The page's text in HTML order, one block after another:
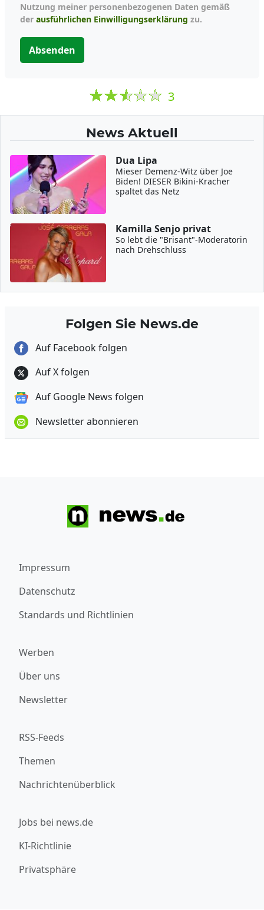
Nutzung meiner personenbezogenen Daten gemäß
der ausführlichen Einwilligungserklärung zu.
Absenden
3
News Aktuell
Dua Lipa
Mieser Demenz-Witz über Joe
Biden! DIESER Bikini-Kracher
spaltet das Netz
Kamilla Senjo privat
So lebt die "Brisant"-Moderatorin
nach Drehschluss
Folgen Sie News.de
Auf Facebook folgen
Auf X folgen
Auf Google News folgen
Newsletter abonnieren
Impressum
Datenschutz
Standards und Richtlinien
Werben
Über uns
Newsletter
RSS-Feeds
Themen
Nachrichtenüberblick
Jobs bei news.de
KI-Richtlinie
Privatsphäre